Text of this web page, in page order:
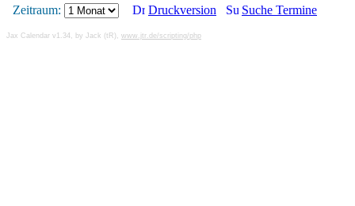
Zeitraum: Druckversion Suche Termine
Jax Calendar v1.34, by Jack (tR), www.jtr.de/scripting/php